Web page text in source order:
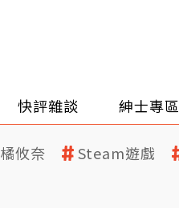
快評雜談 紳士專區
橘攸奈 Steam遊戲